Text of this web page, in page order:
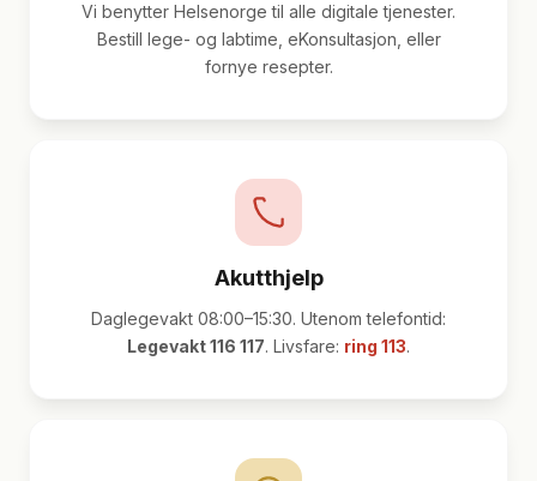
Vi benytter Helsenorge til alle digitale tjenester.
Bestill lege- og labtime, eKonsultasjon, eller
fornye resepter.
Akutthjelp
Daglegevakt 08:00–15:30. Utenom telefontid:
Legevakt 116 117. Livsfare: ring 113.